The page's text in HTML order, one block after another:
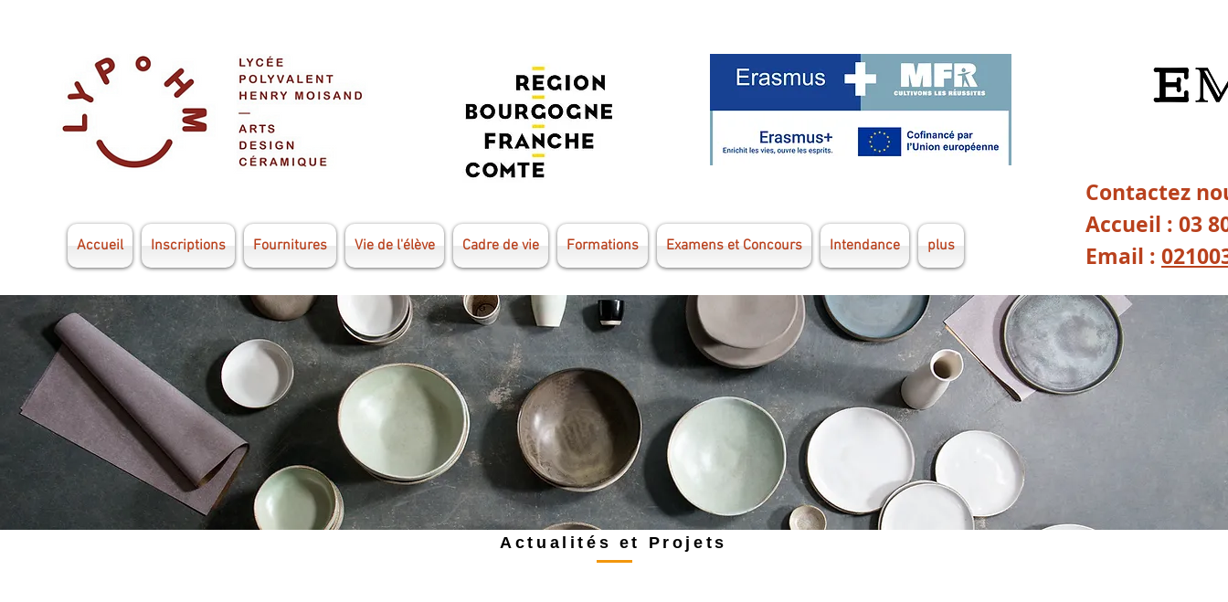
Accueil Inscriptions Fournitures Vie de l'élève Cadre de vie Formations Examens et Concours Intendance plus
Contactez
Accueil : 03
Email :
Actualités et Projets